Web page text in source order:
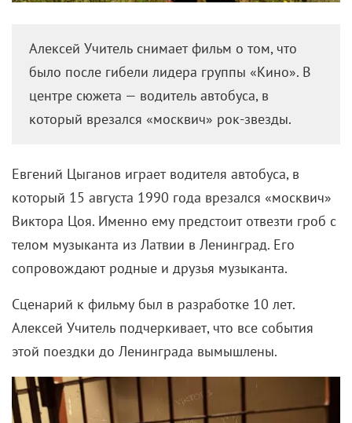
Алексей Учитель снимает фильм о том, что
было после гибели лидера группы «Кино». В
центре сюжета — водитель автобуса, в
который врезался «москвич» рок-звезды.
Евгений Цыганов играет водителя автобуса, в
который 15 августа 1990 года врезался «москвич»
Виктора Цоя. Именно ему предстоит отвезти гроб с
телом музыканта из Латвии в Ленинград. Его
сопровождают родные и друзья музыканта.
Сценарий к фильму был в разработке 10 лет.
Алексей Учитель подчеркивает, что все события
этой поездки до Ленинграда вымышлены.